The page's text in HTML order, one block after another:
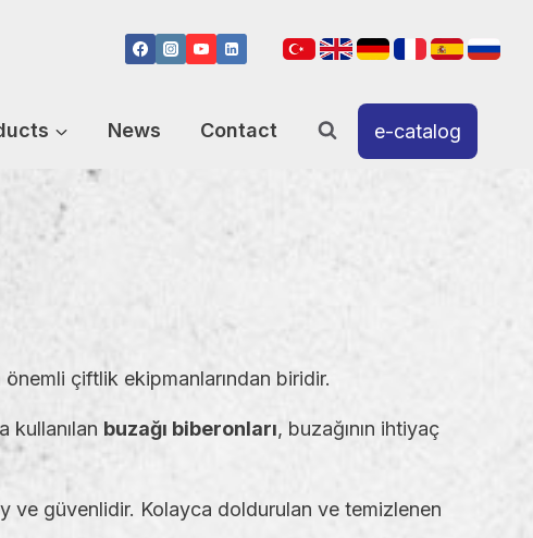
News Contact e-catalog
çiftlik ekipmanlarından biridir.
kullanılan buzağı biberonları, buzağının ihtiyaç
ve güvenlidir. Kolayca doldurulan ve temizlenen